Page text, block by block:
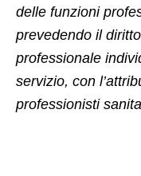
delle funzioni
prevedendo il
professionale
servizio, con
professionisti